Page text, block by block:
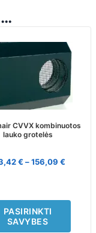
CVVX kombinuotos
lauko grotelės
€ –156,09 €
PASIRINKTI
SAVYBES
This
product
has
multiple
variants.
The
options
may
be
on